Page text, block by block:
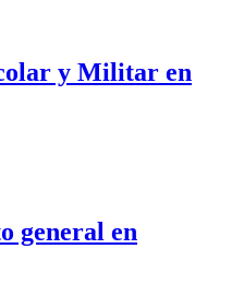
y Militar en
general en